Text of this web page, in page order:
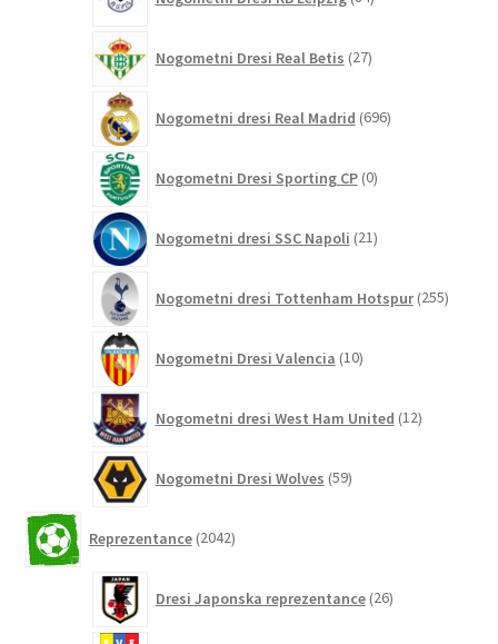
izdelkov
Nogometni Dresi Real Betis 27izdelkov
Nogometni dresi Real Madrid 696izdelkov
Nogometni Dresi Sporting CP 0izdelkov
Nogometni dresi SSC Napoli 21izdelkov
Nogometni dresi Tottenham Hotspur 255
Nogometni Dresi Valencia 10izdelkov
Nogometni dresi West Ham United 12izdelkov
Nogometni Dresi Wolves 59izdelkov
Reprezentance 2042izdelkov
Dresi Japonska reprezentance 26izdelkov